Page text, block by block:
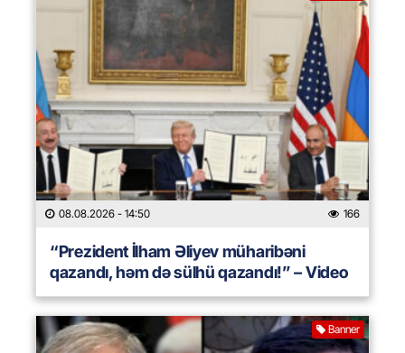
08.08.2026 - 14:50 166
“Prezident İlham Əliyev müharibəni
qazandı, həm də sülhü qazandı!” – Video
Banner